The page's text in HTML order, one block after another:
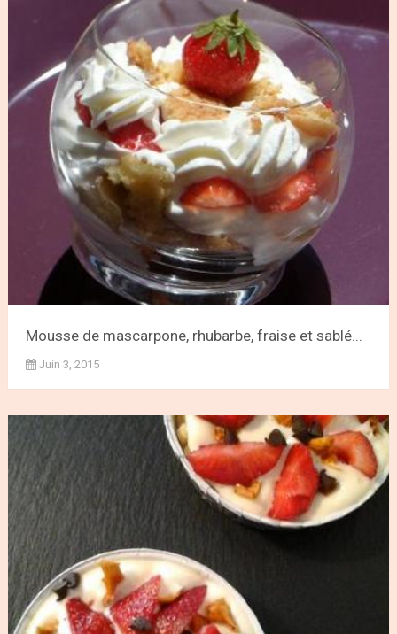
Mousse de mascarpone, rhubarbe, fraise et sablé...
Juin 3, 2015